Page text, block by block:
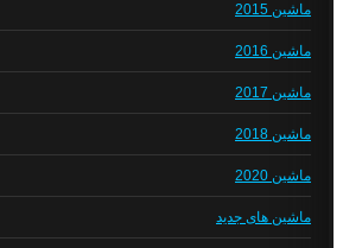
ماشین 2015
ماشین 2016
ماشین 2017
ماشین 2018
ماشین 2020
ماشین های جدید